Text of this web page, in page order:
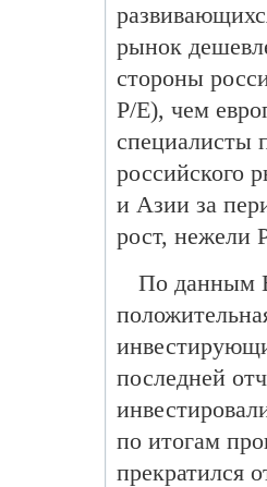
рынок
стороны
P/E), чем
специалисты
российского
и Азии за
рост, нежели
По данным
последней
по итогам
прекратился